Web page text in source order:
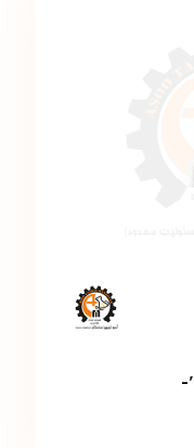
۳،۳-دی آمینوبنزیدین (۳,۳′-